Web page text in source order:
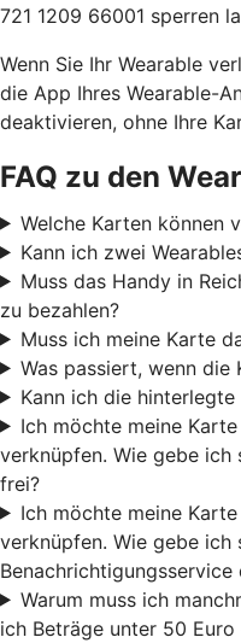
721 1209 66001 sperren
Wenn Sie Ihr Wearable
die App Ihres Wearable-
deaktivieren, ohne Ihre
FAQ zu den
Welche Karten können
Kann ich zwei
Muss das Handy in
zu bezahlen?
Muss ich meine Karte
Was passiert, wenn die
Kann ich die
Ich möchte meine
verknüpfen. Wie gebe ich
frei?
Ich möchte meine
verknüpfen. Wie gebe ich
Warum muss ich
ich Beträge unter 50 Euro